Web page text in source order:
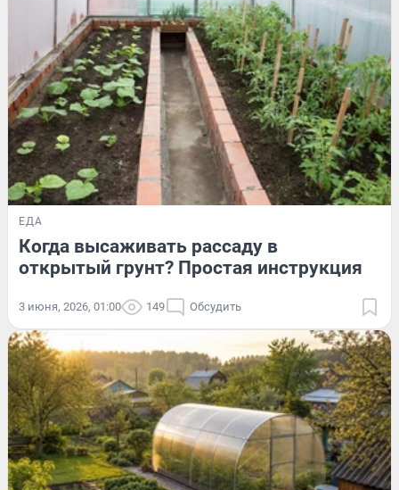
ЕДА
Когда высаживать рассаду в
открытый грунт? Простая инструкция
3 июня, 2026, 01:00 149 Обсудить